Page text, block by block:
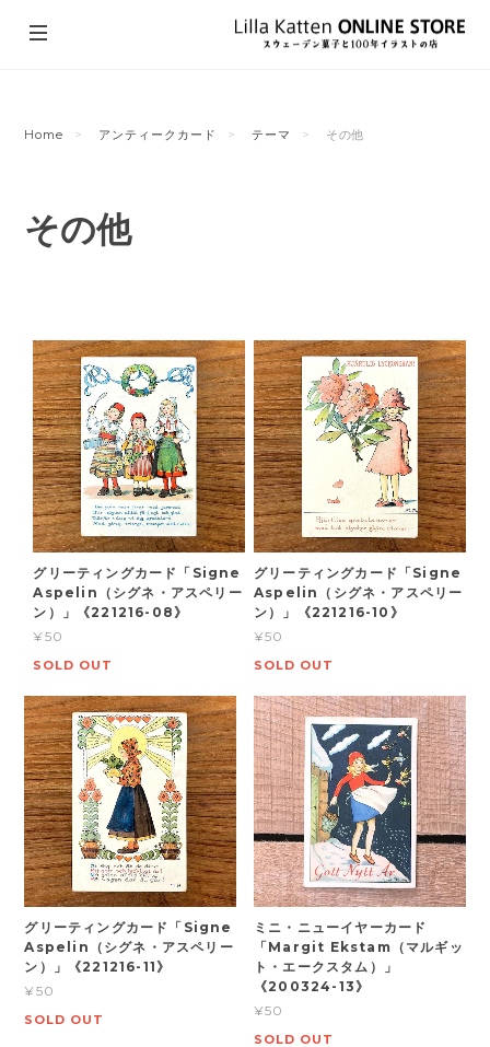
Home アンティークカード テーマ その他
その他
グリーティングカード「Signe
Aspelin（シグネ・アスペリー
ン）」《221216-08》
¥50
SOLD OUT
グリーティングカード「Signe
Aspelin（シグネ・アスペリー
ン）」《221216-10》
¥50
SOLD OUT
グリーティングカード「Signe
Aspelin（シグネ・アスペリー
ン）」《221216-11》
¥50
SOLD OUT
ミニ・ニューイヤーカード
「Margit Ekstam（マルギッ
ト・エークスタム）」
《200324-13》
¥50
SOLD OUT